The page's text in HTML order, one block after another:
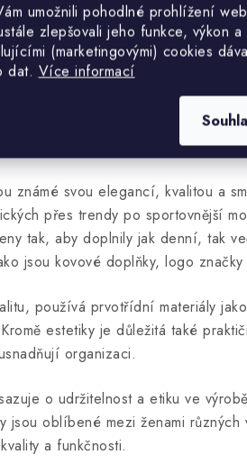
umožnili pohodlné prohlížení
zlepšovali jeho funkce, výkon a
(marketingovými) cookies
dat. Více informací
Biaggi
módní návrhářka a značka,
včetně kabelek. Značka Laura
jako "Královna kašmíru" díky její
známé svou elegancí, kvalitou a
přes trendy po sportovnější
tak, aby doplnily jak denní, tak
jsou kovové doplňky, logo
používá prvotřídní materiály
estetiky je důležitá také
organizaci.
o udržitelnost a etiku ve
jsou oblíbené mezi ženami
a funkčnosti.